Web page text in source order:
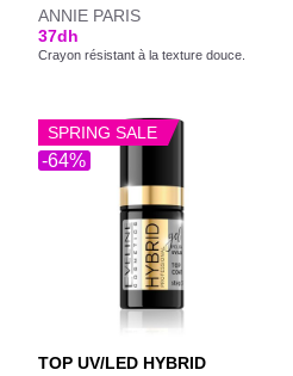
ANNIE PARIS
37dh
Crayon résistant à la texture douce.
-64%
SPRING SALE
TOP UV/LED HYBRID